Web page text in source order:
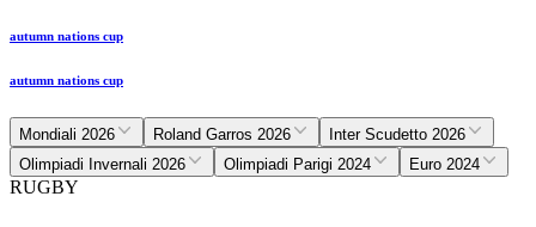
autumn nations cup
autumn nations cup
Mondiali 2026 Roland Garros 2026
Inter Scudetto 2026
Olimpiadi Invernali 2026
Olimpiadi Parigi 2024 Euro 2024
RUGBY